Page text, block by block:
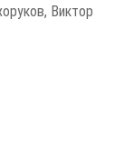
Виктор